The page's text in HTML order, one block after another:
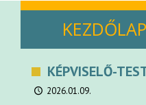
KEZDŐLAP
KÉPVISELŐ-
2026.01.09.